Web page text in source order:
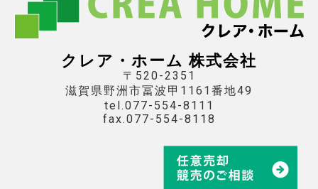
クレア・ホーム 株式会社
〒520-2351
滋賀県野洲市冨波甲1161番地49
tel.077-554-8111
fax.077-554-8118